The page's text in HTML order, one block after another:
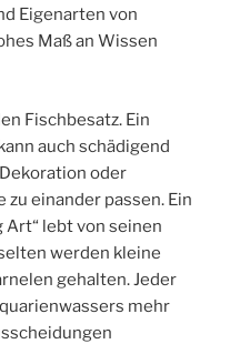
Eigenarten von
Maß an Wissen
Fischbesatz. Ein
auch schädigend
oder
einander passen. Ein
Art“ lebt von seinen
werden kleine
gehalten. Jeder
mehr